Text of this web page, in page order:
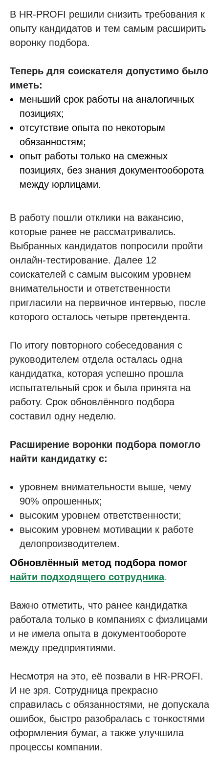
В HR-PROFI решили снизить требования к
опыту кандидатов и тем самым расширить
воронку подбора.
Теперь для соискателя допустимо было
иметь:
меньший срок работы на аналогичных
позициях;
отсутствие опыта по некоторым
обязанностям;
опыт работы только на смежных
позициях, без знания документооборота
между юрлицами.
В работу пошли отклики на вакансию,
которые ранее не рассматривались.
Выбранных кандидатов попросили пройти
онлайн-тестирование. Далее 12
соискателей с самым высоким уровнем
внимательности и ответственности
пригласили на первичное интервью, после
которого осталось четыре претендента.
По итогу повторного собеседования с
руководителем отдела осталась одна
кандидатка, которая успешно прошла
испытательный срок и была принята на
работу. Срок обновлённого подбора
составил одну неделю.
Расширение воронки подбора помогло
найти кандидатку с:
уровнем внимательности выше, чему
90% опрошенных;
высоким уровнем ответственности;
высоким уровнем мотивации к работе
делопроизводителем.
Обновлённый метод подбора помог
найти подходящего сотрудника.
Важно отметить, что ранее кандидатка
работала только в компаниях с физлицами
и не имела опыта в документообороте
между предприятиями.
Несмотря на это, её позвали в HR-PROFI.
И не зря. Сотрудница прекрасно
справилась с обязанностями, не допускала
ошибок, быстро разобралась с тонкостями
оформления бумаг, а также улучшила
процессы компании.